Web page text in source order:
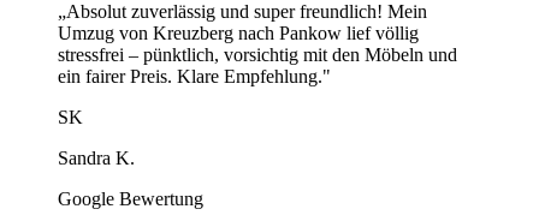
„Absolut zuverlässig und super freundlich! Mein
Umzug von Kreuzberg nach Pankow lief völlig
stressfrei – pünktlich, vorsichtig mit den Möbeln und
ein fairer Preis. Klare Empfehlung."
SK
Sandra K.
Google Bewertung